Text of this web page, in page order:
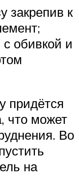
закрепив к
обивкой и
придётся
что может
Во
на